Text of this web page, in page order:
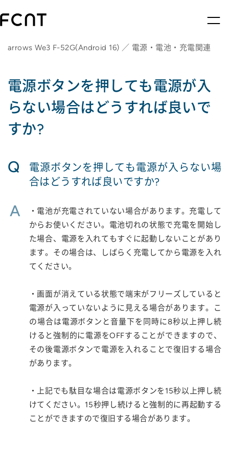
arrows We3 F-52G(Android 16) ／ 電源・電池・充電関連
電源ボタンを押しても電源が入
らない場合はどうすれば良いで
すか?
Q
電源ボタンを押しても電源が入らない場
合はどうすれば良いですか?
A
・電池が充電されていない場合があります。充電して
からお使いください。電池切れの状態で充電を開始し
た場合、電源を入れてもすぐに起動しないことがあり
ます。その場合は、しばらく充電してから電源を入れ
てください。
・画面が消えている状態で端末がフリーズしていると
電源が入っていないように見える場合があります。こ
の場合は電源ボタンと音量下を同時に8秒以上押し続
けると強制的に電源をOFFすることができますので、
その後電源ボタンで電源を入れることで復旧する場合
があります。
・上記でも駄目な場合は電源ボタンを15秒以上押し続
けてください。15秒押し続けると強制的に再起動する
ことができますので復旧する場合があります。